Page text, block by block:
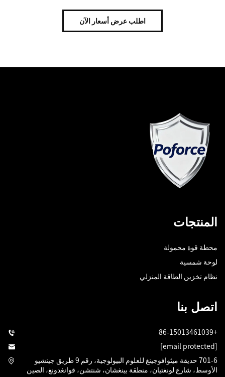
اطلب عرض أسعار الآن
المنتجات
محطة قوة محمولة
لوحة شمسية
نظام تخزين الطاقة المنزلي
اتصل بنا
+86-15013461039
[email protected]
701-6 حديقة ميثوافوجينغ للعلوم البيولوجية، رقم 9 طريق جينشيو
الأوسط، شارع لونغتيان، منطقة بينغشان، شنتشن، قوانغدونغ، الصين